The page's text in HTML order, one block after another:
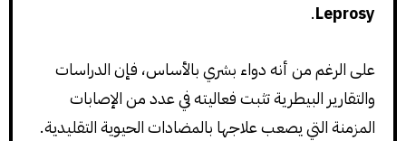
Leprosy
.
على الرغم من أنه دواء بشري بالأساس، فإن الدراسات
والتقارير البيطرية تثبت فعاليته في عدد من الإصابات
المزمنة التي يصعب علاجها بالمضادات الحيوية التقليدية.